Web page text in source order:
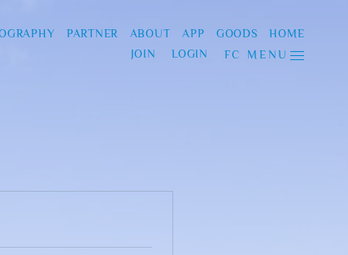
PARTNER ABOUT APP GOODS
HOME
JOIN
LOGIN FC MENU